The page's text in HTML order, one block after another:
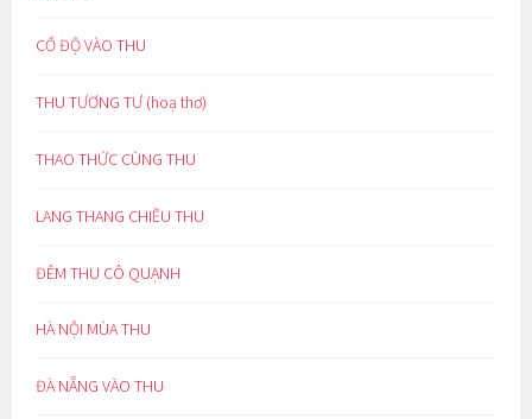
CỔ ĐỘ VÀO THU
THU TƯƠNG TƯ (hoạ thơ)
THAO THỨC CÙNG THU
LANG THANG CHIỀU THU
ĐÊM THU CÔ QUẠNH
HÀ NỘI MÙA THU
ĐÀ NẴNG VÀO THU